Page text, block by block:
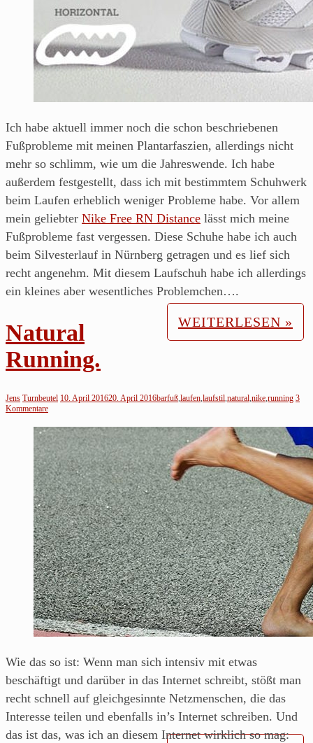
Ich habe aktuell immer noch die schon beschriebenen
Fußprobleme mit meinen Plantarfaszien, allerdings nicht
mehr so schlimm, wie um die Jahreswende. Ich habe
außerdem festgestellt, dass ich mit bestimmtem Schuhwerk
beim Laufen erheblich weniger Probleme habe. Vor allem
mein geliebter Nike Free RN Distance lässt mich meine
Fußprobleme fast vergessen. Diese Schuhe habe ich auch
beim Silvesterlauf in Nürnberg getragen und es lief sich
recht angenehm. Mit diesem Laufschuh habe ich allerdings
ein kleines aber wesentliches Problemchen….
WEITERLESEN »
Natural
Running.
Jens Turnbeutel 10. April 201620. April 2016barfuß laufen laufstil natural nike running 3
Kommentare
Wie das so ist: Wenn man sich intensiv mit etwas
beschäftigt und darüber in das Internet schreibt, stößt man
recht schnell auf gleichgesinnte Netzmenschen, die das
Interesse teilen und ebenfalls in’s Internet schreiben. Und
das ist das, was ich an diesem Internet wirklich so mag: